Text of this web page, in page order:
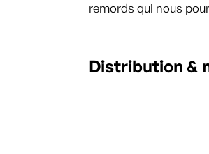
remords qui nous
Distribution &